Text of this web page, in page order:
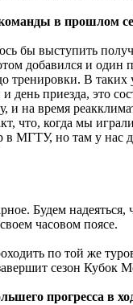
в прошлом
бы выступить
добавился и
тренировки. В
приезда, это
и на время
что, когда мы
МГТУ, но там у нас
Будем
часовом поясе.
по той же
сезон Кубок
прогресса в